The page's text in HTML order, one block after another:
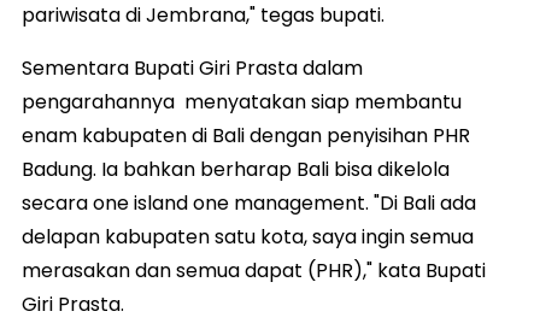
pariwisata di Jembrana," tegas bupati.
Sementara Bupati Giri Prasta dalam
pengarahannya menyatakan siap membantu
enam kabupaten di Bali dengan penyisihan PHR
Badung. Ia bahkan berharap Bali bisa dikelola
secara one island one management. "Di Bali ada
delapan kabupaten satu kota, saya ingin semua
merasakan dan semua dapat (PHR)," kata Bupati
Giri Prasta.